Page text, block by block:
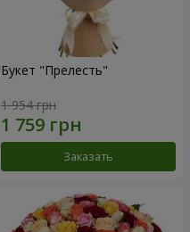
Букет "Прелесть"
1 954 грн
Заказать